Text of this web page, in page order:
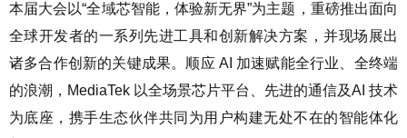
本届大会以“全域芯智能，体验新无界”为主题，重磅推出面向
全球开发者的一系列先进工具和创新解决方案，并现场展出
诸多合作创新的关键成果。顺应 AI 加速赋能全行业、全终端
的浪潮，MediaTek 以全场景芯片平台、先进的通信及AI 技术
为底座，携手生态伙伴共同为用户构建无处不在的智能体化